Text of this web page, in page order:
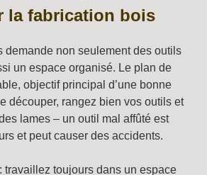
la fabrication bois
demande non seulement des outils
un espace organisé. Le plan de
objectif principal d’une bonne
découper, rangez bien vos outils et
lames – un outil mal affûté est
et peut causer des accidents.
travaillez toujours dans un espace